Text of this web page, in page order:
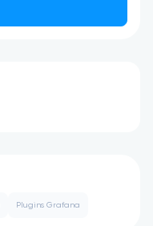
Plugins Grafana